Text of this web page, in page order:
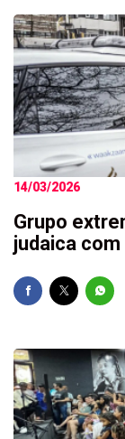
14/03/2026
Grupo
judaica